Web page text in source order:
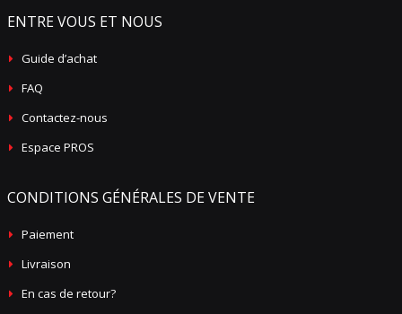
ENTRE VOUS ET NOUS
Guide d’achat
FAQ
Contactez-nous
Espace PROS
CONDITIONS GÉNÉRALES DE VENTE
Paiement
Livraison
En cas de retour?